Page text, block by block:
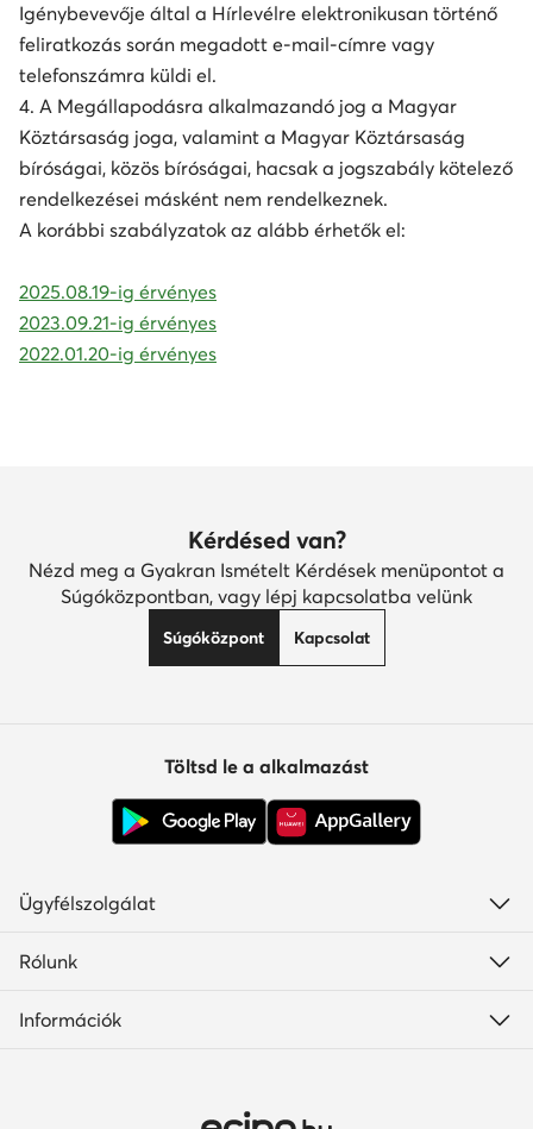
Igénybevevője által a Hírlevélre elektronikusan történő
feliratkozás során megadott e-mail-címre vagy
telefonszámra küldi el.
4. A Megállapodásra alkalmazandó jog a Magyar
Köztársaság joga, valamint a Magyar Köztársaság
bíróságai, közös bíróságai, hacsak a jogszabály kötelező
rendelkezései másként nem rendelkeznek.
A korábbi szabályzatok az alább érhetők el:
2025.08.19-ig érvényes
2023.09.21-ig érvényes
2022.01.20-ig érvényes
Kérdésed van?
Nézd meg a Gyakran Ismételt Kérdések menüpontot a
Súgóközpontban, vagy lépj kapcsolatba velünk
Súgóközpont Kapcsolat
Töltsd le a alkalmazást
Ügyfélszolgálat
Rólunk
Információk